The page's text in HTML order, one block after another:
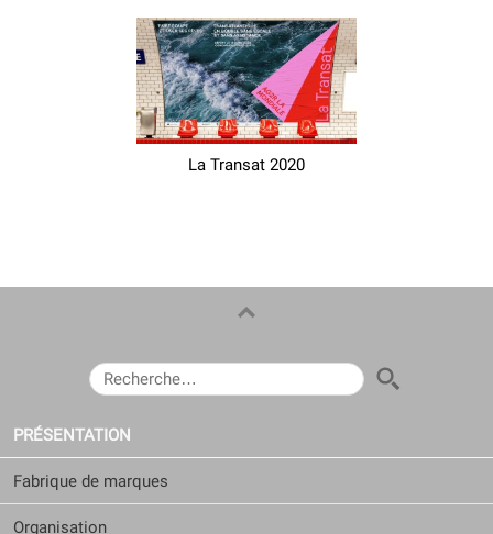
La Transat 2020
RECHERCHER :
PRÉSENTATION
Fabrique de marques
Organisation